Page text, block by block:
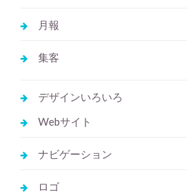
月報
集客
デザインいろいろ
Webサイト
ナビゲーション
ロゴ